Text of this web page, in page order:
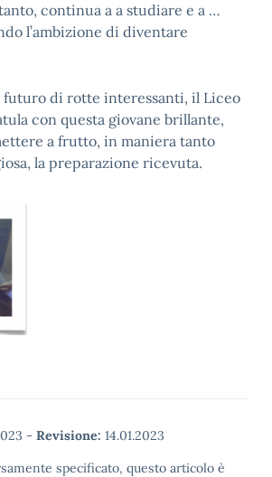
continua a a studiare e a …
l’ambizione di diventare
futuro di rotte interessanti, il Liceo
con questa giovane brillante,
a frutto, in maniera tanto
la preparazione ricevuta.
- Revisione: 14.01.2023
specificato, questo articolo è